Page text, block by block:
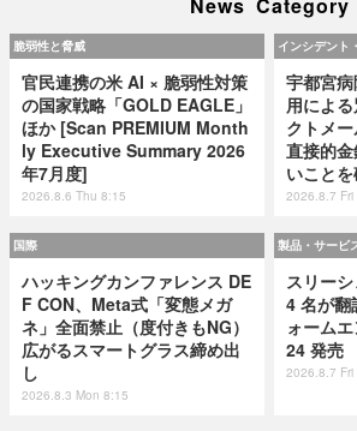
News Category
脆弱性と脅威
官民連携の米 AI × 脆弱性対策
の国家戦略「GOLD EAGLE」
ほか [Scan PREMIUM Month
ly Executive Summary 2026
年7月度]
2026.8.6 Thu 8:15
インシデント
宇都宮
用によ
クトメ
直接的
いこと
2026.8.7 Fri
国際
ハッキングカンファレンス DE
F CON、Meta式「変態メガ
ネ」全面禁止（度付きもNG）
広がるスマートグラス締め出
し
2026.8.3 Mon 8:15
製品・サービ
スリー
4 名が翻
ォーム
24 発売
2026.8.7 Fri